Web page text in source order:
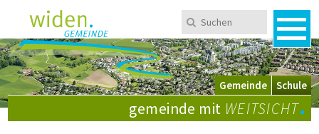
Navigieren in Widen
Schnellnavigation
Metanavigation
Suchbegriff
Suchen
Mobile Navigation
Wechsel zwischen Gemeinde und Schule Gemeinde Schule
gemeinde mit WEITSICHT.